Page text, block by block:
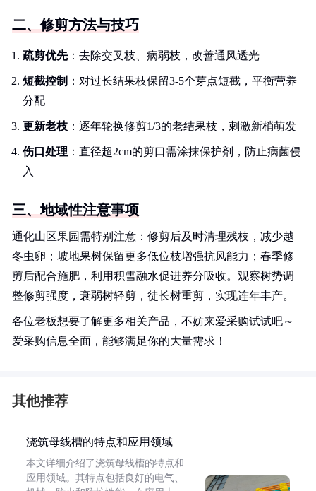
二、修剪方法与技巧
疏剪优先：去除交叉枝、病弱枝，改善通风透光
短截控制 ：对过长结果枝保留3-5个芽点短截，平衡营养
分配
更新老枝 ：逐年轮换修剪1/3的老结果枝，刺激新梢萌发
伤口处理 ：直径超2cm的剪口需涂抹保护剂，防止病菌侵
入
三、地域性注意事项
通化山区果园需特别注意：修剪后及时清理残枝，减少越
冬虫卵；坡地果树保留更多低位枝增强抗风能力；春季修
剪后配合施肥，利用积雪融水促进养分吸收。观察树势调
整修剪强度，衰弱树轻剪，徒长树重剪，实现连年丰产。
各位老板想要了解更多相关产品，不妨来爱采购试试吧～
爱采购信息全面，能够满足你的大量需求！
其他推荐
浇筑母线槽的特点和应用领域
本文详细介绍了浇筑母线槽的特点和
应用领域。其特点包括良好的电气、